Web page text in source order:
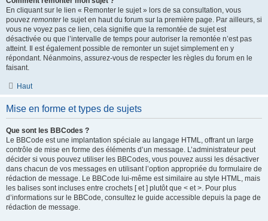
En cliquant sur le lien « Remonter le sujet » lors de sa consultation, vous
pouvez remonterle sujet en haut du forum sur la première page. Par ailleurs, si
vous ne voyez pas ce lien, cela signifie que la remontée de sujet est
désactivée ou que l’intervalle de temps pour autoriser la remontée n’est pas
atteint. Il est également possible de remonter un sujet simplement en y
répondant. Néanmoins, assurez-vous de respecter les règles du forum en le
faisant.
Haut
Mise en forme et types de sujets
Que sont les BBCodes ?
Le BBCode est une implantation spéciale au langage HTML, offrant un large
contrôle de mise en forme des éléments d’un message. L’administrateur peut
décider si vous pouvez utiliser les BBCodes, vous pouvez aussi les désactiver
dans chacun de vos messages en utilisant l’option appropriée du formulaire de
rédaction de message. Le BBCode lui-même est similaire au style HTML, mais
les balises sont incluses entre crochets [ et ] plutôt que < et >. Pour plus
d’informations sur le BBCode, consultez le guide accessible depuis la page de
rédaction de message.